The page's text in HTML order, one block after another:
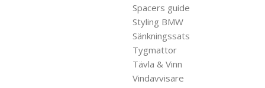
Spacers guide
Styling BMW
Sänkningssats
Tygmattor
Tävla & Vinn
Vindavvisare